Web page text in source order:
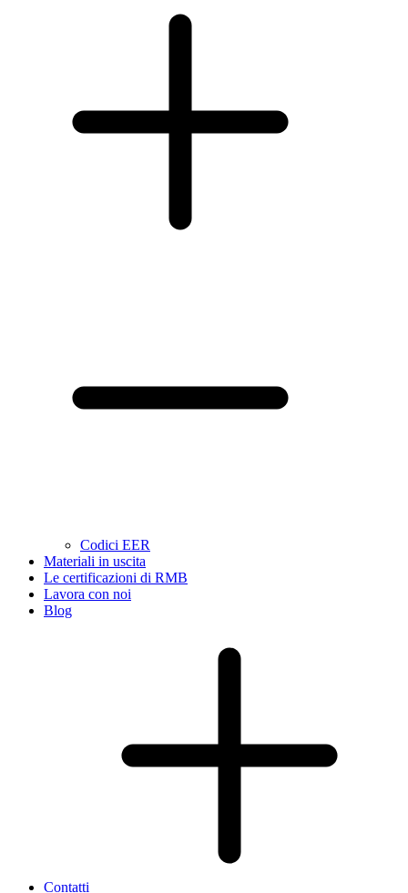
Codici EER
Materiali in uscita
Le certificazioni di RMB
Lavora con noi
Blog
Contatti